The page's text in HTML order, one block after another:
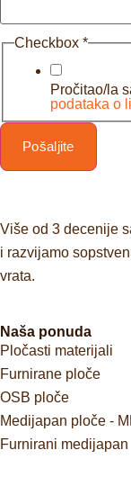
Checkbox *
Pročitao/la
podataka o
Pošaljite
Više od 3 decenije
i razvijamo
vrata.
Naša ponuda
Pločasti materijali
Furnirane ploče
OSB ploče
Medijapan ploče -
Furnirani medijapan